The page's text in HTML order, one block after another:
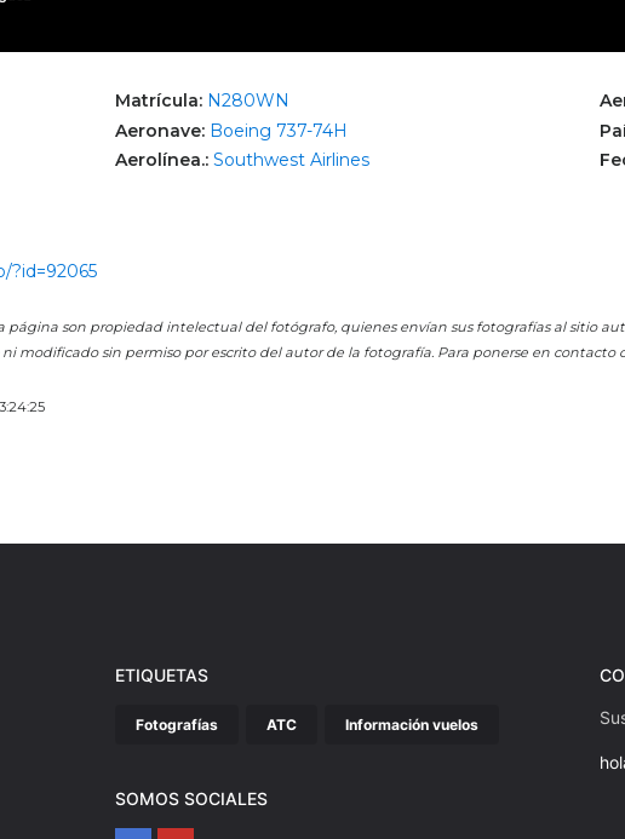
Matrícula: N280WN
Aeronave: Boeing 737-74H
Aerolínea.: Southwest Airlines
?id=92065
página son propiedad intelectual del fotógrafo, quienes envían sus fotografías al sitio
modificado sin permiso por escrito del autor de la fotografía. Para ponerse en contacto
ETIQUETAS
Fotografías ATC Información vuelos
SOMOS SOCIALES